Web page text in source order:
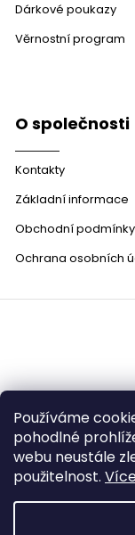
Používáme
pohodlné
webu neustále
použitelnost.
Dárkové poukazy
Věrnostní program
O společnosti
Kontakty
Základní informace
Obchodní podmínky
Ochrana osobních
Copyright 2026
Grafický